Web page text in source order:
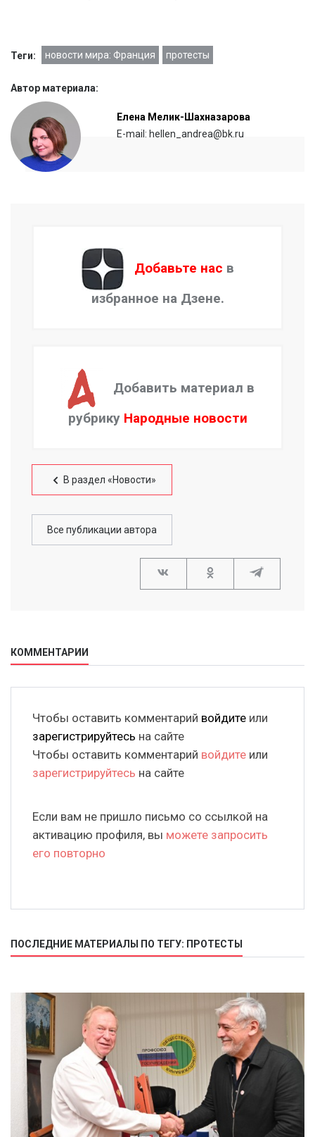
Теги: новости мира: Франция протесты
Автор материала:
Елена Мелик-Шахназарова
E-mail: hellen_andrea@bk.ru
Добавьте нас в
избранное на Дзене.
Добавить материал в
рубрику Народные новости
В раздел «Новости»
Все публикации автора
КОММЕНТАРИИ
Чтобы оставить комментарий войдите или
зарегистрируйтесь на сайте
Чтобы оставить комментарий войдите или
зарегистрируйтесь на сайте
Если вам не пришло письмо со ссылкой на
активацию профиля, вы можете запросить
его повторно
ПОСЛЕДНИЕ МАТЕРИАЛЫ ПО ТЕГУ: ПРОТЕСТЫ